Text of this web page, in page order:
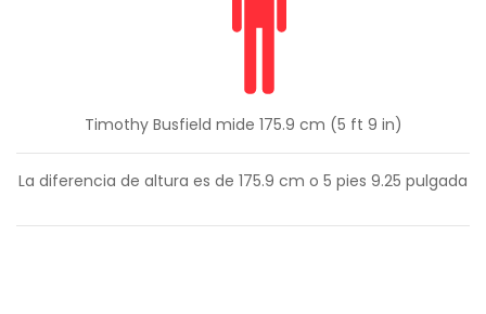
Timothy Busfield mide 175.9 cm (5 ft 9 in)
La diferencia de altura es de 175.9 cm o 5 pies 9.25 pulgada